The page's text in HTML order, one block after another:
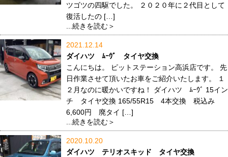
ツゴツの四駆でした。 ２０２０年に２代目として
復活したの […]
...続きを読む＞
2021.12.14
ダイハツ ﾑｰｳﾞ タイヤ交換
こんにちは。 ピットステーション高浜店です。 先
日作業させて頂いたお車をご紹介いたします。 １
２月なのに暖かいですね！ ダイハツ ﾑｰｳﾞ 15イン
チ タイヤ交換 165/55R15 4本交換 税込み
6,600円 廃タイ […]
...続きを読む＞
2020.10.20
ダイハツ テリオスキッド タイヤ交換